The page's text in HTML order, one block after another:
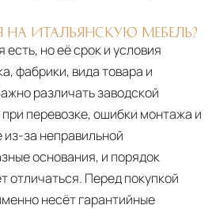
НА ИТАЛЬЯНСКУЮ МЕБЕЛЬ?
есть, но её срок и условия
фабрики, вида товара и
различать заводской
перевозке, ошибки монтажа и
за неправильной
основания, и порядок
отличаться. Перед покупкой
несёт гарантийные